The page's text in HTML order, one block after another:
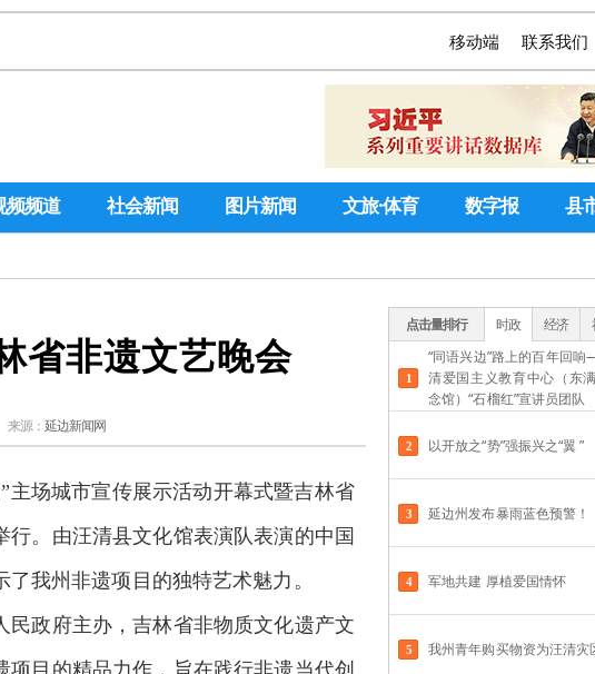
联系我们
移动端
频频道 社会新闻 图片新闻 文旅·体育 数字报 县
省非遗文艺晚会
来源： 延边新闻网
主场城市宣传展示活动开幕式暨吉林省
。由汪清县文化馆表演队表演的中国
我州非遗项目的独特艺术魅力。
政府主办，吉林省非物质文化遗产文
目的精品力作，旨在践行非遗当代创
点击量排行 时政 经济
“同语兴边”路上的百年回
清爱国主义教育中心（东
念馆）“石榴红”宣讲员团队
以开放之“势”强振兴之“翼 ”
延边州发布暴雨蓝色预警！
军地共建 厚植爱国情怀
我州青年购买物资为汪清灾